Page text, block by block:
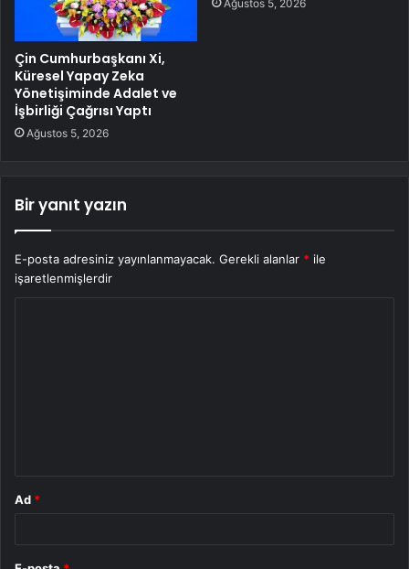
Çin Cumhurbaşkanı Xi,
Küresel Yapay Zeka
Yönetişiminde Adalet ve
İşbirliği Çağrısı Yaptı
Ağustos 5, 2026
Ağustos 5, 2026
Bir yanıt yazın
E-posta adresiniz yayınlanmayacak. Gerekli alanlar * ile
işaretlenmişlerdir
Ad *